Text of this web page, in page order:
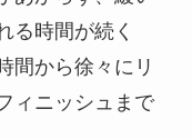
る時間が続く
間から徐々にリ
ィニッシュまで